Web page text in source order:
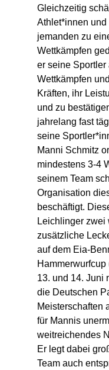
Gleichzeitig
Athlet*innen
jemanden zu
Wettkämpfen
er seine Sportler
Wettkämpfen
Kräften, ihr
und zu
jahrelang fast
seine
Manni Schmitz
mindestens 3-4
seinem Team
Organisation
beschäftigt.
Leichlinger
zusätzliche
auf dem Eia-
13. und 14. Juni
die Deutschen
Meisterschaften
für Mannis
weitreichendes
Er legt dabei
Team auch